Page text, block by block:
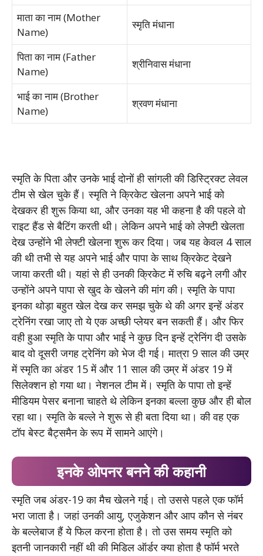
माता का नाम (Mother
Name)
स्मृति मंधाना
पिता का नाम (Father
Name)
श्रीनिवास मंधाना
भाई का नाम (Brother
Name)
श्रवण मंधाना
स्मृति के पिता और उनके भाई दोनों ही सांगली की डिस्ट्रिक्ट लेवल
टीम से खेल चुके हैं। स्मृति ने क्रिकेट खेलना अपने भाई को
देखकर ही शुरू किया था, और उनका यह भी कहना है की पहले वो
राइट हैंड से बैटिंग करती थी। लेकिन अपने भाई को लेफ्टी खेलता
देख उन्होंने भी लेफ्टी खेलना शुरू कर दिया। जब यह केवल 4 साल
की थी तभी से यह अपने भाई और पापा के साथ क्रिकेट देखने
जाया करती थी। यहां से ही उनकी क्रिकेट में रुचि बढ़ने लगी और
उन्होंने अपने पापा से खुद के खेलने की मांग की। स्मृति के पापा
इनका थोड़ा बहुत खेल देख कर समझ चुके थे की अगर इन्हें अंडर
ट्रेनिंग रखा जाए तो ये एक अच्छी प्लेयर बन सकती हैं। और फिर
वही हुआ स्मृति के पापा और भाई ने कुछ दिन इन्हें ट्रेनिंग दी उसके
बाद वो दूसरी जगह ट्रेनिंग को भेज दी गई। मात्रा 9 साल की उम्र
में स्मृति का अंडर 15 में और 11 साल की उम्र में अंडर 19 में
सिलेक्शन हो गया था। नेशनल टीम में। स्मृति के पापा तो इन्हें
मीडियम पेसर बनाना चाहते थे लेकिन इनका बल्ला कुछ और ही बोल
रहा था। स्मृति के बल्ले ने शुरू से ही बता दिया था। की वह एक
टॉप बेस्ट बैट्समैन के रूप में सामने आएंगे।
इनके ओपनर बनने की कहानी
स्मृति जब अंडर-19 का मैच खेलने गई। तो उससे पहले एक फॉर्म
भरा जाता है। जहां उनकी आयु, एजुकेशन और आप कौन से नंबर
के बल्लेबाज हैं ये फिल करना होता है। तो उस समय स्मृति को
इतनी जानकारी नहीं थी की मिडिल ऑर्डर क्या होता है फॉर्म भरते